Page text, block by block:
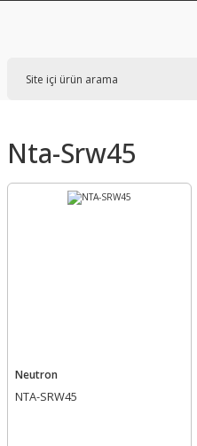
Nta-Srw45
Neutron
NTA-SRW45